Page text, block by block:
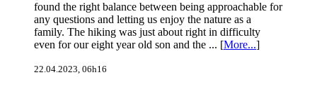
found the right balance between being approachable for
any questions and letting us enjoy the nature as a
family. The hiking was just about right in difficulty
even for our eight year old son and the ... [More...]
22.04.2023, 06h16